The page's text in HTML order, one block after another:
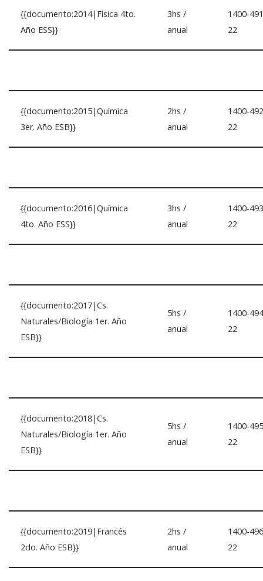
{{documento:2014|Física 4to.
Año ESS}}
3hs /
anual
1400-
22
{{documento:2015|Química
3er. Año ESB}}
2hs /
anual
1400-
22
{{documento:2016|Química
4to. Año ESS}}
3hs /
anual
1400-
22
{{documento:2017|Cs.
Naturales/Biología 1er. Año
ESB}}
5hs /
anual
1400-
22
{{documento:2018|Cs.
Naturales/Biología 1er. Año
ESB}}
5hs /
anual
1400-
22
{{documento:2019|Francés
2do. Año ESB}}
2hs /
anual
1400-
22